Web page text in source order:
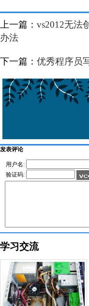
上一篇： vs2012无法
办法
下一篇： 优秀程序员
发表评论
用户名:
验证码:
学习交流